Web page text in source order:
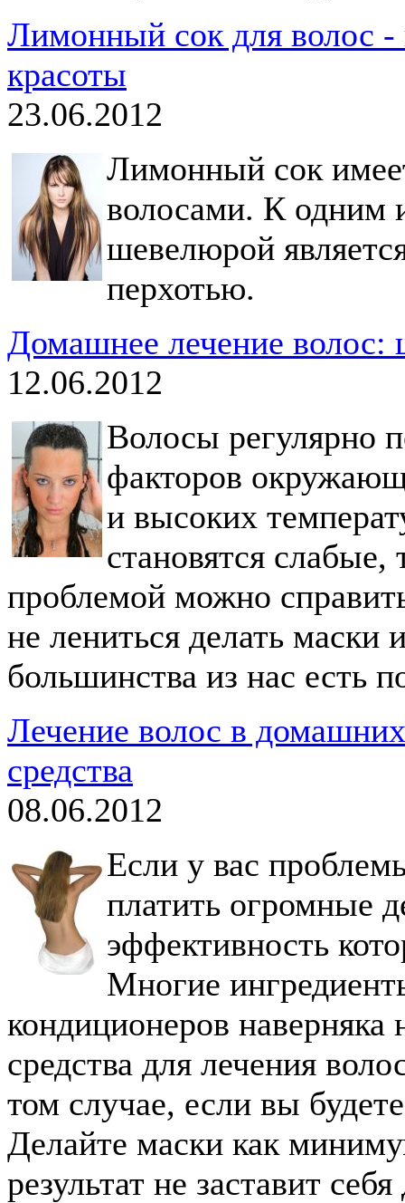
Лимонный сок для волос
красоты
23.06.2012
Лимонный сок
волосами. К одним
шевелюрой
перхотью.
Домашнее лечение волос:
12.06.2012
Волосы регулярно
факторов
и высоких
становятся
проблемой можно
не лениться делать маски
большинства из нас есть
Лечение волос в
средства
08.06.2012
Если у вас
платить огромные
эффективность
Многие
кондиционеров
средства для лечения
том случае, если вы
Делайте маски как
результат не заставит